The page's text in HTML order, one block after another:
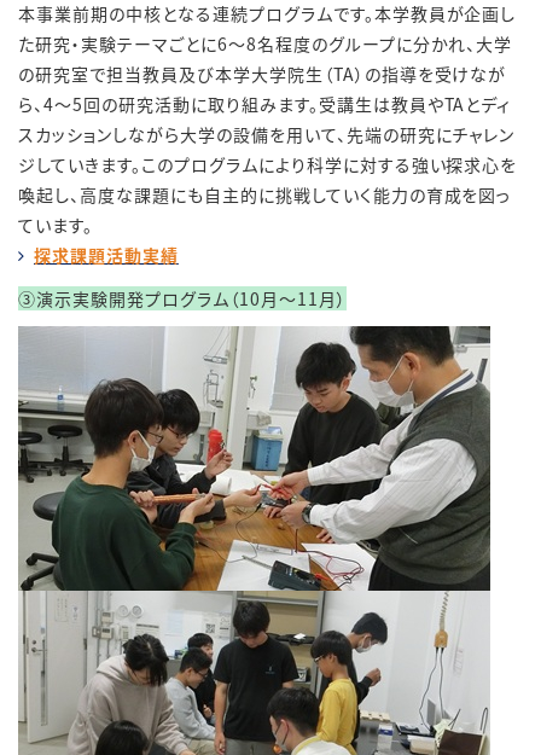
本事業前期の中核となる連続プログラムです。本学教員が企画し
た研究・実験テーマごとに6～8名程度のグループに分かれ、大学
の研究室で担当教員及び本学大学院生（TA）の指導を受けなが
ら、4～5回の研究活動に取り組みます。受講生は教員やTA とディ
スカッションしながら大学の設備を用いて、先端の研究にチャレン
ジしていきます。このプログラムにより科学に対する強い探求心を
喚起し、高度な課題にも自主的に挑戦していく能力の育成を図っ
ています。
探求課題活動実績
③演示実験開発プログラム（10月～11月）